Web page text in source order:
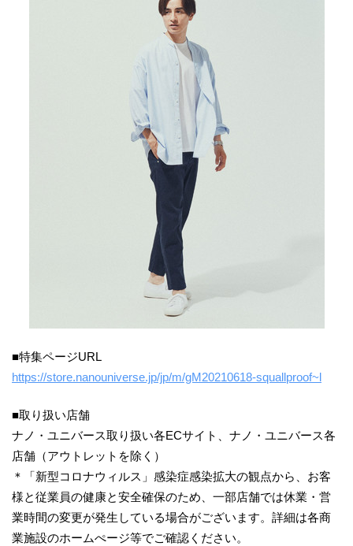
■特集ページURL
https://store.nanouniverse.jp/jp/m/gM20210618-squallproof~l
■取り扱い店舗
ナノ・ユニバース取り扱い各ECサイト、ナノ・ユニバース各
店舗（アウトレットを除く）
＊「新型コロナウィルス」感染症感染拡大の観点から、お客
様と従業員の健康と安全確保のため、一部店舗では休業・営
業時間の変更が発生している場合がございます。詳細は各商
業施設のホームぺージ等でご確認ください。